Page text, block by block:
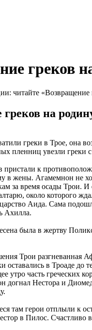
греков
читайте «Возвращение
на
греки в Трое, она
пленниц увезли греки
пристали к
в жены. Агамемнон не
за время осады Трои.
около которого
Аида. Сама
Ахилла.
была в жертву
Трои разгневанная
оставались в Троаде
утро часть греческих
догнал Нестора и
там герои отплыли к
в Пилос. Счастливо